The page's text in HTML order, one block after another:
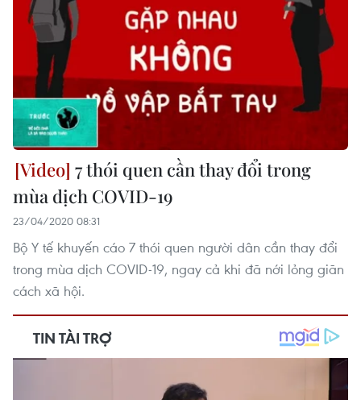
7 thói quen cần thay đổi trong
mùa dịch COVID-19
23/04/2020 08:31
Bộ Y tế khuyến cáo 7 thói quen người dân cần thay đổi
trong mùa dịch COVID-19, ngay cả khi đã nới lỏng giãn
cách xã hội.